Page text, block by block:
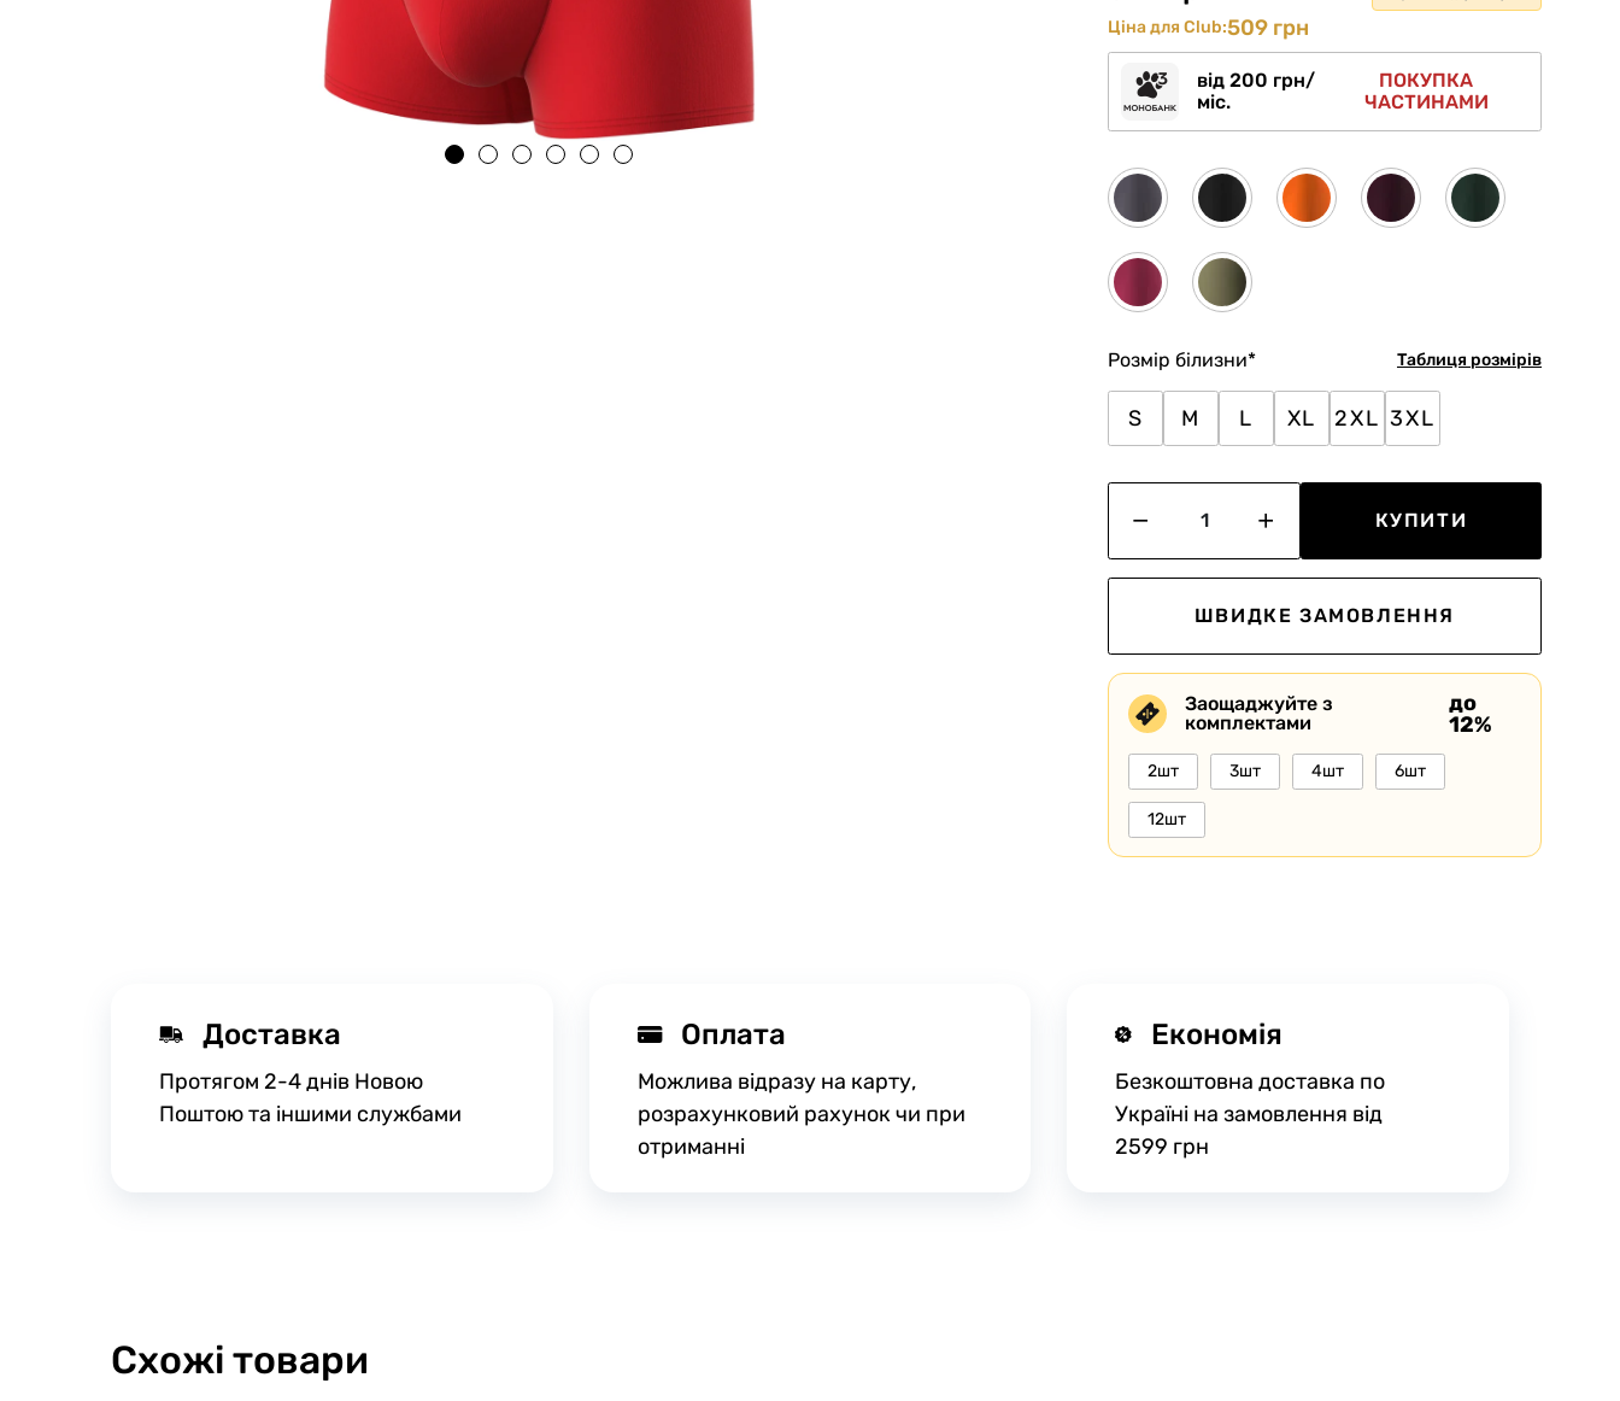
Ціна для Club:509 грн
від 200 грн/
міс.
ПОКУПКА
ЧАСТИНАМИ
Таблиця розмірів
Розмір білизни*
S M L XL 2XL 3XL
КУПИТИ
ШВИДКЕ ЗАМОВЛЕННЯ
Заощаджуйте з
комплектами
до
12%
2шт 3шт 4шт 6шт
12шт
Доставка
Протягом 2-4 днів Новою
Поштою та іншими службами
Оплата
Можлива відразу на карту,
розрахунковий рахунок чи при
отриманні
Економія
Безкоштовна доставка по
Україні на замовлення від
2599 грн
Схожі товари